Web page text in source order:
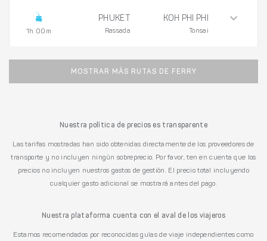
1h 00m
PHUKET
Rassada
KOH PHI PHI
Tonsai
MOSTRAR MÁS RUTAS DE FERRY
Nuestra política de precios es transparente
Las tarifas mostradas han sido obtenidas directamente de los proveedores de
transporte y no incluyen ningún sobreprecio. Por favor, ten en cuenta que los
precios no incluyen nuestros gastos de gestión. El precio total incluyendo
cualquier gasto adicional se mostrará antes del pago.
Nuestra plataforma cuenta con el aval de los viajeros
Estamos recomendados por reconocidas guías de viaje independientes como